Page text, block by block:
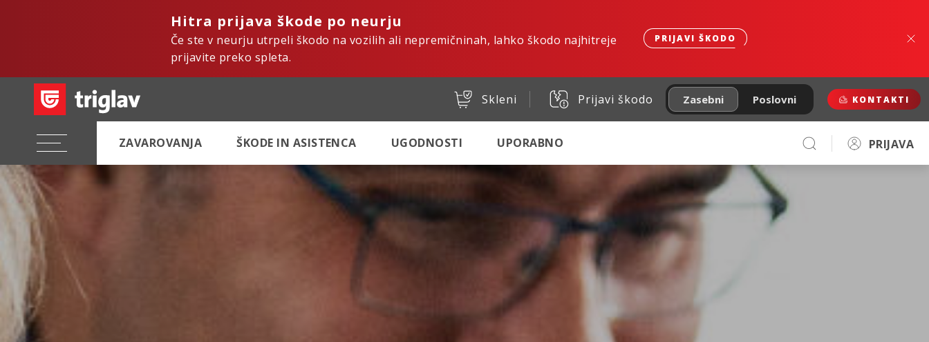
Hitra prijava škode po neurju
Če ste v neurju utrpeli škodo na vozilih ali nepremičninah, lahko škodo najhitreje
prijavite preko spleta.
PRIJAVI ŠKODO
Skleni Prijavi škodo Zasebni Poslovni KONTAKTI
ZAVAROVANJA ŠKODE IN ASISTENCA UGODNOSTI UPORABNO PRIJAVA